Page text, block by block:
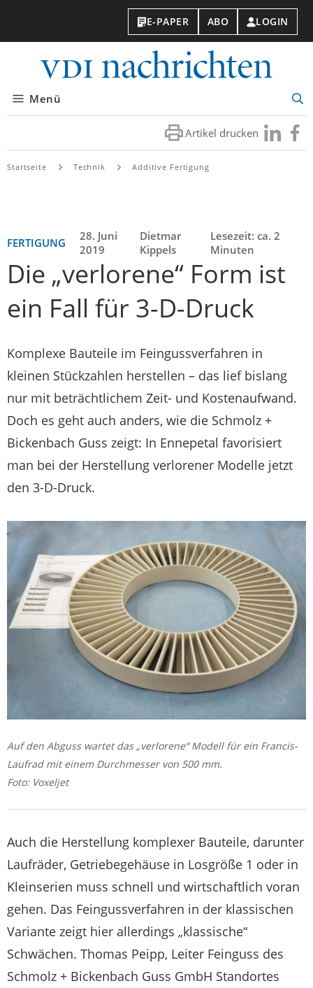
E-PAPER ABO LOGIN
Menü
Artikel drucken Besuchen
Sie
Sie
Startseite Technik Additive Fertigung
FERTIGUNG
28. Juni
2019
Dietmar
Kippels
Lesezeit: ca. 2
Minuten
Die „verlorene“ Form ist
ein Fall für 3-D-Druck
Komplexe Bauteile im Feingussverfahren in
kleinen Stückzahlen herstellen – das lief bislang
nur mit beträchtlichem Zeit- und Kostenaufwand.
Doch es geht auch anders, wie die Schmolz +
Bickenbach Guss zeigt: In Ennepetal favorisiert
man bei der Herstellung verlorener Modelle jetzt
den 3-D-Druck.
Auf den Abguss wartet das „verlorene“ Modell für ein Francis-
Laufrad mit einem Durchmesser von 500 mm.
Foto: Voxeljet
Auch die Herstellung komplexer Bauteile, darunter
Laufräder, Getriebegehäuse in Losgröße 1 oder in
Kleinserien muss schnell und wirtschaftlich voran
gehen. Das Feingussverfahren in der klassischen
Variante zeigt hier allerdings „klassische“
Schwächen. Thomas Peipp, Leiter Feinguss des
Schmolz + Bickenbach Guss GmbH Standortes